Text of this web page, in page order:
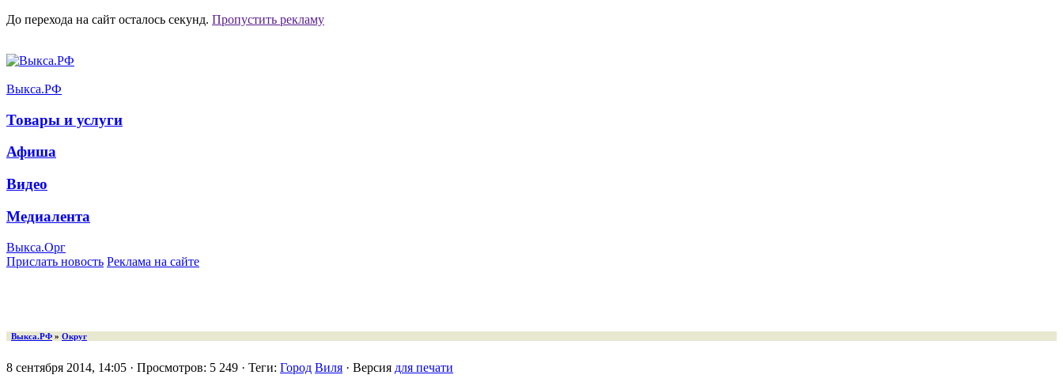
До перехода на сайт осталось секунд. Пропустить рекламу
Выкса.РФ
Товары и услуги
Афиша
Видео
Медиалента
Выкса.Орг
Прислать новость Реклама на сайте
Выкса.РФ » Округ
8 сентября 2014, 14:05 · Просмотров: 5 249 · Теги: Город Виля · Версия для печати